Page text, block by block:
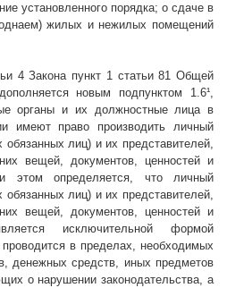
установленного порядка; о сдаче в
жилых и нежилых помещений
4 Закона пункт 1 статьи 81 Общей
новым подпунктом 1.6¹,
органы и их должностные лица в
имеют право производить личный
лиц) и их представителей,
вещей, документов, ценностей и
этом определяется, что личный
лиц) и их представителей,
вещей, документов, ценностей и
исключительной формой
в пределах, необходимых
денежных средств, иных предметов
о нарушении законодательства, а